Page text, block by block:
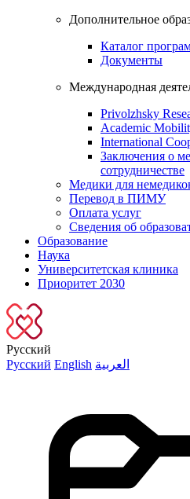
Дополнительное
Каталог
Документы
Международная
Privolzhsky
Academic
International
Заключения о
сотрудничестве
Медики для
Перевод в ПИМУ
Оплата услуг
Сведения об
Образование
Наука
Университетская клиника
Приоритет 2030
Русский
Русский English العربية